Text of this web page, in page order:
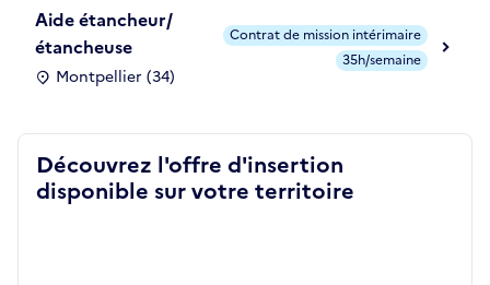
Aide étancheur/
étancheuse
Montpellier (34)
Contrat de mission intérimaire
35h/semaine
Découvrez l'offre d'insertion
disponible sur votre territoire